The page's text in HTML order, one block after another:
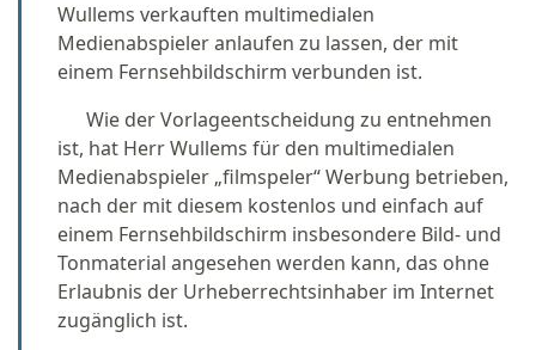
Wullems verkauften multimedialen
Medienabspieler anlaufen zu lassen, der mit
einem Fernsehbildschirm verbunden ist.
Wie der Vorlageentscheidung zu entnehmen
ist, hat Herr Wullems für den multimedialen
Medienabspieler „filmspeler“ Werbung betrieben,
nach der mit diesem kostenlos und einfach auf
einem Fernsehbildschirm insbesondere Bild- und
Tonmaterial angesehen werden kann, das ohne
Erlaubnis der Urheberrechtsinhaber im Internet
zugänglich ist.